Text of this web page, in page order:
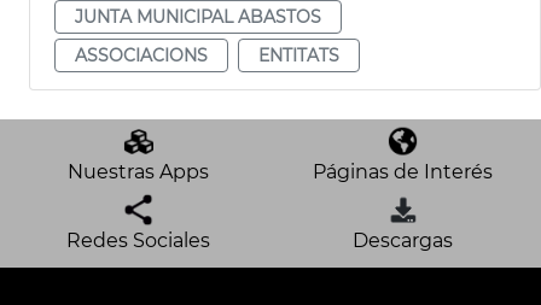
JUNTA MUNICIPAL ABASTOS
ASSOCIACIONS
ENTITATS
Nuestras Apps Páginas de Interés
Redes Sociales Descargas